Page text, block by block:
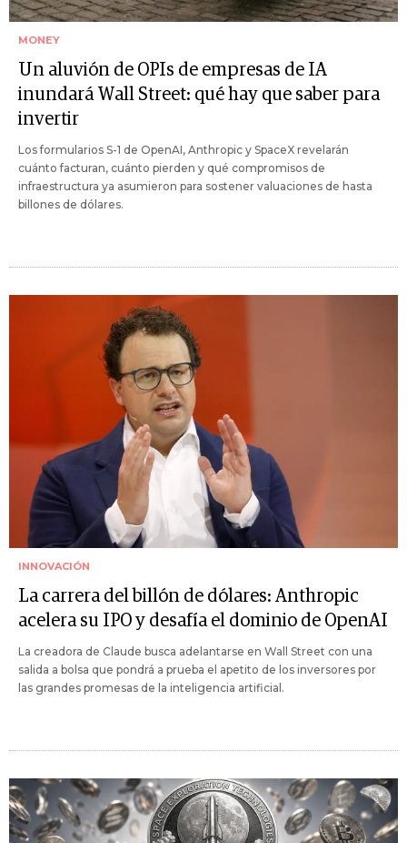
MONEY
Un aluvión de OPIs de empresas de IA
inundará Wall Street: qué hay que saber para
invertir
Los formularios S-1 de OpenAI, Anthropic y SpaceX revelarán
cuánto facturan, cuánto pierden y qué compromisos de
infraestructura ya asumieron para sostener valuaciones de hasta
billones de dólares.
INNOVACIÓN
La carrera del billón de dólares: Anthropic
acelera su IPO y desafía el dominio de OpenAI
La creadora de Claude busca adelantarse en Wall Street con una
salida a bolsa que pondrá a prueba el apetito de los inversores por
las grandes promesas de la inteligencia artificial.